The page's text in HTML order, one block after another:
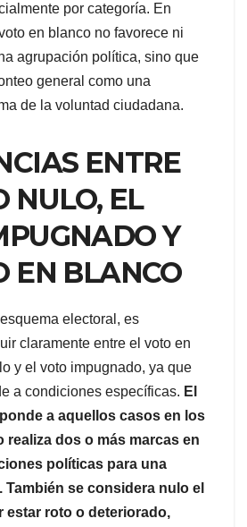
por categoría. En
en blanco no favorece ni
agrupación política, sino que
general como una
de la voluntad ciudadana.
ENTRE
NULO, EL
Y
EN BLANCO
electoral, es
claramente entre el voto en
y el voto impugnado, ya que
a condiciones específicas. El
a aquellos casos en los
realiza dos o más marcas en
políticas para una
También se considera nulo el
estar roto o deteriorado,